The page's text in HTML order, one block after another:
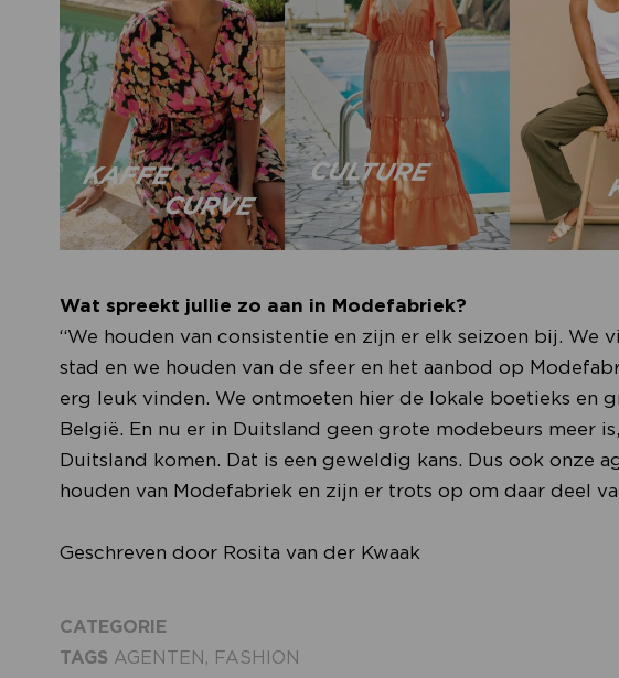
Wat spreekt jullie zo aan in Modefabriek?
“We houden van consistentie en zijn er elk seizoen bij. We
stad en we houden van de sfeer en het aanbod op
erg leuk vinden. We ontmoeten hier de lokale boetieks en
België. En nu er in Duitsland geen grote modebeurs meer
Duitsland komen. Dat is een geweldig kans. Dus ook onze
houden van Modefabriek en zijn er trots op om daar deel
Geschreven door Rosita van der Kwaak
CATEGORIE
TAGS AGENTEN, FASHION